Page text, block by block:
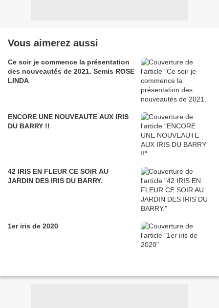
Vous aimerez aussi
Ce soir je commence la présentation
des nouveautés de 2021. Semis ROSE
LINDA
ENCORE UNE NOUVEAUTE AUX IRIS
DU BARRY !!
42 IRIS EN FLEUR CE SOIR AU
JARDIN DES IRIS DU BARRY.
1er iris de 2020